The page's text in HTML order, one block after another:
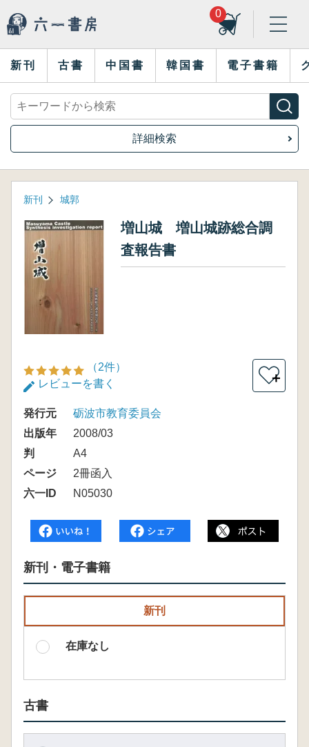
0
新刊 古書 中国書 韓国書 電子書籍
詳細検索
新刊 城郭
増山城 増山城跡総合調
査報告書
（2件）
レビューを書く
＋
発行元
砺波市教育委員会
出版年
2008/03
判
A4
ページ
2冊函入
六一ID
N05030
新刊・電子書籍
新刊
在庫なし
古書